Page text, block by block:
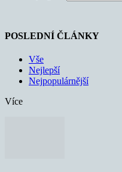
POSLEDNÍ ČLÁNKY
Vše
Nejlepší
Nejpopulárnější
Více